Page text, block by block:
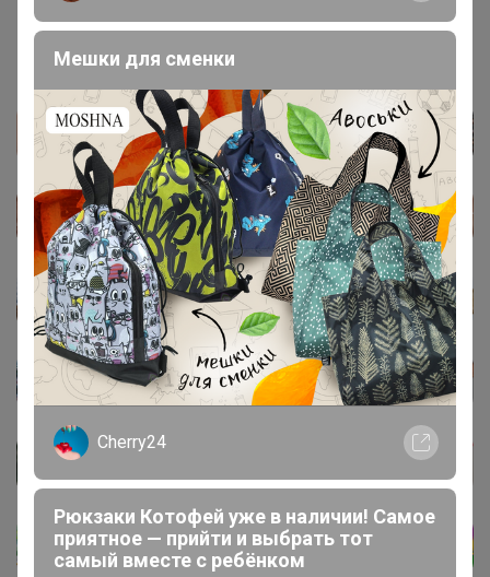
Мешки для сменки
Cherry24
Рюкзаки Котофей уже в наличии! Самое
приятное — прийти и выбрать тот
самый вместе с ребёнком